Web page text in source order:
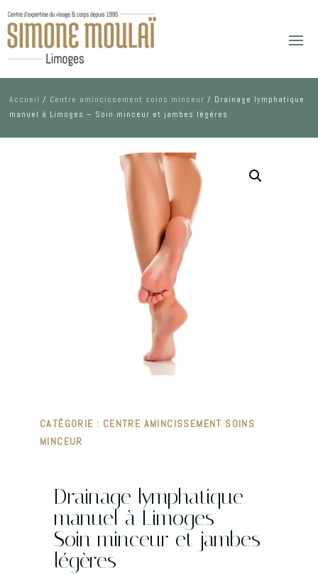
Accueil / Centre amincissement soins minceur / Drainage lymphatique
manuel à Limoges – Soin minceur et jambes légères
CATÉGORIE : CENTRE AMINCISSEMENT SOINS
MINCEUR
Drainage lymphatique
manuel à Limoges –
Soin minceur et jambes
légères